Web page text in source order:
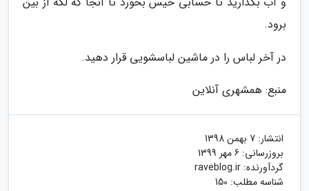
برود.
در آخر لباس را در ماشین لباسشویی قرار دهید.
منبع: همشهری آنلاین
انتشار: 7 بهمن 1398
بروزرسانی: 6 مهر 1399
گردآورنده: raveblog.ir
شناسه مطلب: 150